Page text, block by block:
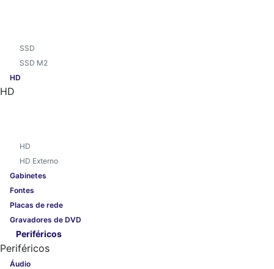
SSD
SSD M2
HD
HD
HD
HD Externo
Gabinetes
Fontes
Placas de rede
Gravadores de DVD
Periféricos
Periféricos
Áudio